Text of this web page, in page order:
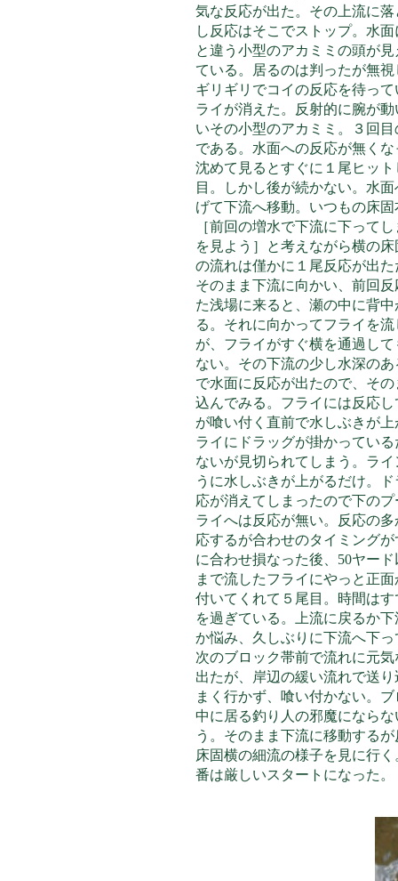
気な反応が出た。その上流に
し反応はそこでストップ。水
と違う小型のアカミミの頭が
ている。居るのは判ったが無視
ギリギリでコイの反応を待っ
ライが消えた。反射的に腕が
いその小型のアカミミ。３回
である。水面への反応が無く
沈めて見るとすぐに１尾ヒット
目。しかし後が続かない。水
げて下流へ移動。いつもの床
［前回の増水で下流に下って
を見よう］と考えながら横の
の流れは僅かに１尾反応が出
そのまま下流に向かい、前回反
た浅場に来ると、瀬の中に背中
る。それに向かってフライを
が、フライがすぐ横を通過し
ない。その下流の少し水深の
で水面に反応が出たので、そ
込んでみる。フライには反応し
が喰い付く直前で水しぶきが
ライにドラッグが掛かってい
ないが見切られてしまう。ラ
うに水しぶきが上がるだけ。
応が消えてしまったので下の
ライへは反応が無い。反応の
応するが合わせのタイミング
に合わせ損なった後、50ヤー
まで流したフライにやっと正
付いてくれて５尾目。時間はす
を過ぎている。上流に戻るか
か悩み、久しぶりに下流へ下っ
次のブロック帯前で流れに元
出たが、岸辺の緩い流れで送
まく行かず、喰い付かない。
中に居る釣り人の邪魔になら
う。そのまま下流に移動する
床固横の細流の様子を見に行
番は厳しいスタートになった。